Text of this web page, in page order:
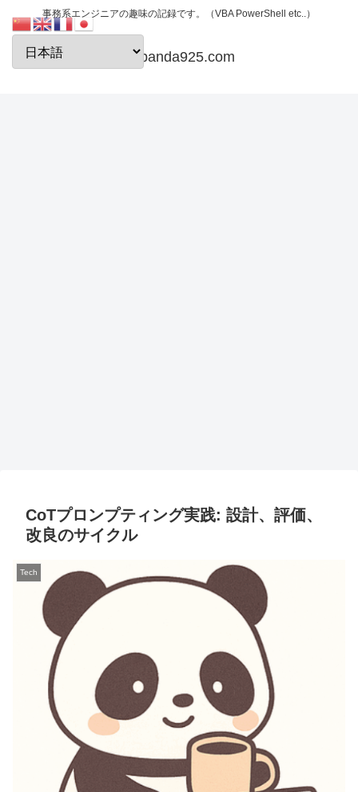
事務系エンジニアの趣味の記録です。（VBA PowerShell etc..）
papanda925.com
CoTプロンプティング実践: 設計、評価、
改良のサイクル
Tech